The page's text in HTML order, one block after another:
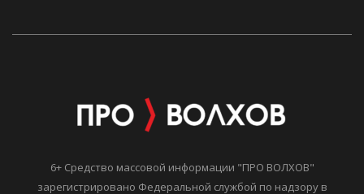
6+ Средство массовой информации "ПРО ВОЛХОВ"
зарегистрировано Федеральной службой по надзору в